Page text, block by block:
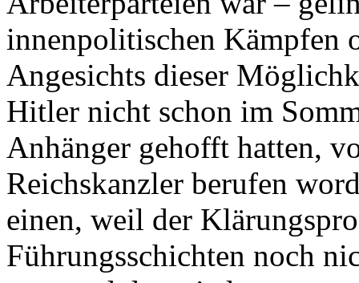
innenpolitischen Kämpfen
Angesichts dieser
Hitler nicht schon im
Anhänger gehofft hatten,
Reichskanzler berufen
einen, weil der
Führungsschichten noch